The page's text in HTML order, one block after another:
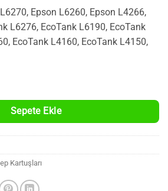
Epson L6260, Epson L4266,
L6276, EcoTank L6190, EcoTank
EcoTank L4160, EcoTank L4150,
Sarı 70ml. Şişe Mürekkep (4500 Sayfa,
Sepete Ekle
Kartuşları